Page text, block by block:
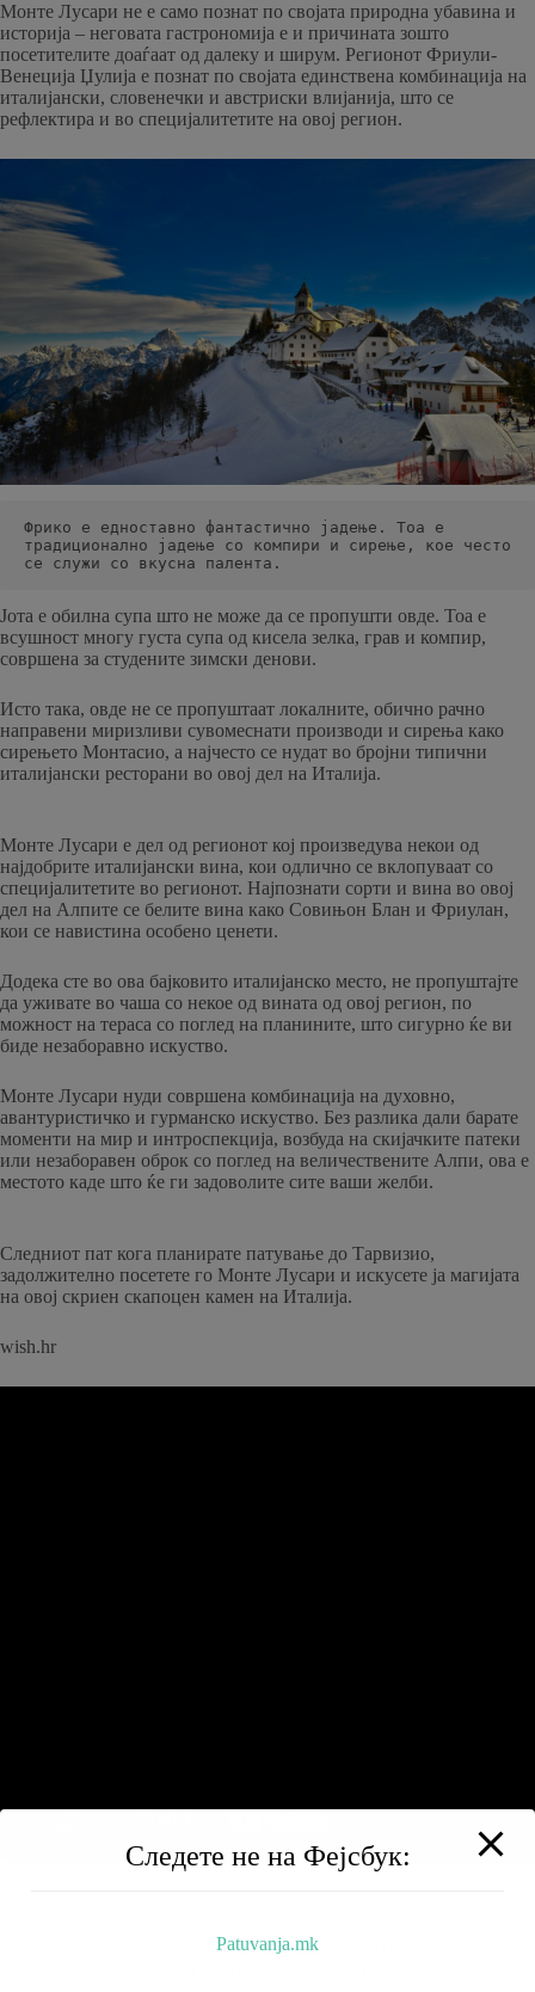
Монте Лусари не е само познат по својата природна убавина и
историја – неговата гастрономија е и причината зошто
посетителите доаѓаат од далеку и ширум. Регионот Фриули-
Венеција Џулија е познат по својата единствена комбинација на
италијански, словенечки и австриски влијанија, што се
рефлектира и во специјалитетите на овој регион.
Фрико е едноставно фантастично јадење. Тоа е
традиционално јадење со компири и сирење, кое често
се служи со вкусна палента.
Јота е обилна супа што не може да се пропушти овде. Тоа е
всушност многу густа супа од кисела зелка, грав и компир,
совршена за студените зимски денови.
Исто така, овде не се пропуштаат локалните, обично рачно
направени миризливи сувомеснати производи и сирења како
сирењето Монтасио, а најчесто се нудат во бројни типични
италијански ресторани во овој дел на Италија.
Монте Лусари е дел од регионот кој произведува некои од
најдобрите италијански вина, кои одлично се вклопуваат со
специјалитетите во регионот. Најпознати сорти и вина во овој
дел на Алпите се белите вина како Совињон Блан и Фриулан,
кои се навистина особено ценети.
Додека сте во ова бајковито италијанско место, не пропуштајте
да уживате во чаша со некое од вината од овој регион, по
можност на тераса со поглед на планините, што сигурно ќе ви
биде незаборавно искуство.
Монте Лусари нуди совршена комбинација на духовно,
авантуристичко и гурманско искуство. Без разлика дали барате
моменти на мир и интроспекција, возбуда на скијачките патеки
или незаборавен оброк со поглед на величествените Алпи, ова е
местото каде што ќе ги задоволите сите ваши желби.
Следниот пат кога планирате патување до Тарвизио,
задолжително посетете го Монте Лусари и искусете ја магијата
на овој скриен скапоцен камен на Италија.
wish.hr
BALKAN TRIP
НИЗ МАКЕДОНИЈА
Следете не на Фејсбук:
Patuvanja.mk